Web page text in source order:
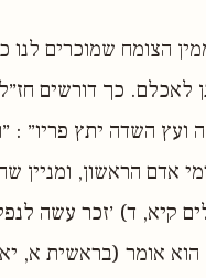
הצומח שמוכרים לנו
לאכלם. כך דורשים
ועץ השדה יתץ פריו״ :
אדם הראשון, ומניין
קיא, ד) ׳זכר עשה
הוא אומר (בראשית א,